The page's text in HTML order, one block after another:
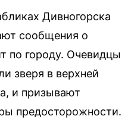
Дивногорска
сообщения о
по городу. Очевидцы
зверя в верхней
и призывают
предосторожности.